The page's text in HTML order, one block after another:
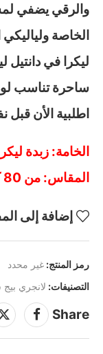
والرقي يضفي
الخاصة
ليكرا في دانتيل
اطلبية الأن قبل
الخامة: زبدة
المقاس: من 80 كيلو – 110 كيلو
إضافة إلى
رمز المنتج: غير محدد
التصنيفات: لانجري بيج
Share